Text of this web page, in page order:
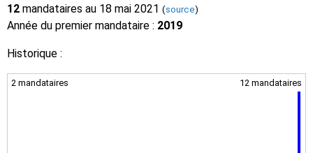
12 mandataires au 18 mai 2021 (source)
Année du premier mandataire : 2019
Historique :
2 mandataires 12 mandataires